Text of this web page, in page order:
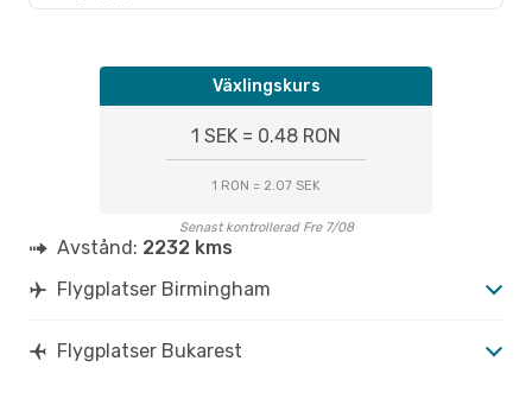
Växlingskurs
1 SEK = 0.48 RON
1 RON = 2.07 SEK
Senast kontrollerad Fre 7/08
Avstånd: 2232 kms
Flygplatser Birmingham
Flygplatser Bukarest